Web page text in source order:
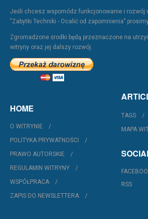
Jeśli chcesz wspomódz funkcjonowanie i rozwój
"Zabytki Techniki - Ocalić od zapomnienia"
Zgromadzone środki będą przeznaczone na
witryny oraz jej dalszy rozwój.
HOME
O WITRYNIE
POLITYKA PRYWATNOŚCI
PRAWO AUTORSKIE
REGULAMIN WITRYNY
WSPÓŁPRACA
ZAPIS DO NEWSLETTERA
TAGS
MAPA
RSS